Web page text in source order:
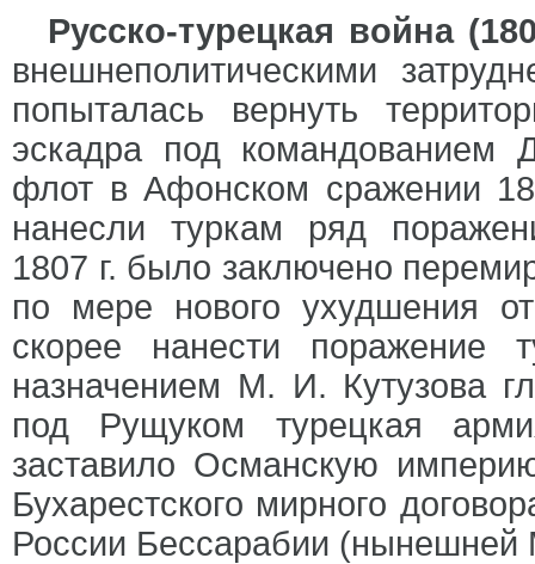
Русско-турецкая война
внешнеполитическими
попыталась вернуть
эскадра под командованием
флот в Афонском сражении
нанесли туркам ряд
1807 г. было заключено
по мере нового ухудшения
скорее нанести
назначением М. И. Кутузова
под Рущуком турецкая
заставило Османскую
Бухарестского мирного
России Бессарабии (нынешней